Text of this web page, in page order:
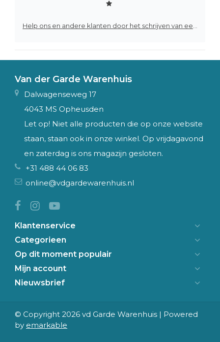
Van der Garde Warenhuis
Dalwagenseweg 17
4043 MS Opheusden
Let op! Niet alle producten die op onze website
staan, staan ook in onze winkel. Op vrijdagavond
en zaterdag is ons magazijn gesloten.
+31 488 44 06 83
online@vdgardewarenhuis.nl
Klantenservice
Categorieen
Op dit moment populair
Mijn account
Nieuwsbrief
© Copyright 2026 vd Garde Warenhuis | Powered
by emarkable